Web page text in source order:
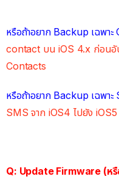
หรือถ้าอยาก Backup เฉพา
contact บน iOS 4.x ก่อนอั
Contacts
หรือถ้าอยาก Backup เฉพา
SMS จาก iOS4 ไปยัง
Q: Update Firmware (ห